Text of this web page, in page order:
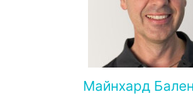
Майнхард